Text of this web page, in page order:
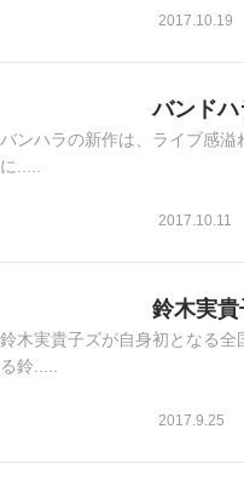
2017.10.19
バンド
バンハラの新作は、ライブ感
に.....
2017.10.11
鈴木実
鈴木実貴子ズが自身初となる
る鈴.....
2017.9.25